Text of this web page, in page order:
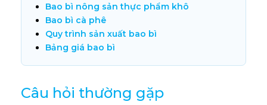
Bao bì nông sản thực phẩm khô
Bao bì cà phê
Quy trình sản xuất bao bì
Bảng giá bao bì
Câu hỏi thường gặp